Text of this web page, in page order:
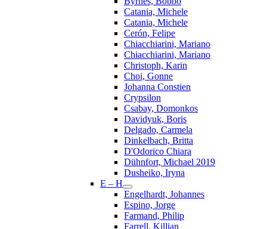
Catania, Michele
Catania, Michele
Cerón, Felipe
Chiacchiarini, Mariano
Chiacchiarini, Mariano
Christoph, Karin
Choi, Gonne
Johanna Constien
Crypsilon
Csabay, Domonkos
Davidyuk, Boris
Delgado, Carmela
Dinkelbach, Britta
D'Odorico Chiara
Dühnfort, Michael 2019
Dusheiko, Iryna
E – H
Engelhardt, Johannes
Espino, Jorge
Farmand, Philip
Farrell, Killian